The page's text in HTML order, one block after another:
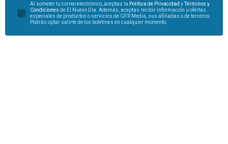
Al someter tu correo electrónico, aceptas la Política de Privacidad yTérminos y
Condiciones de El Nuevo Día. Además, aceptas recibir información u ofertas
especiales de productos o servicios de GFR Media, sus afiliadas o de terceros.
Podrás optar salirte de los boletines en cualquier momento.